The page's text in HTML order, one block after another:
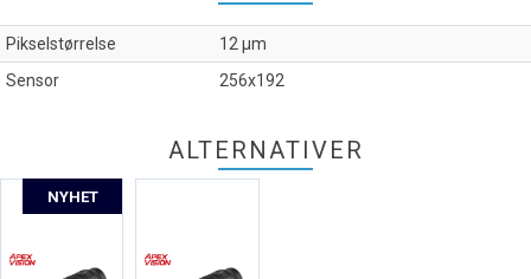
Pikselstørrelse
12 µm
Sensor
256x192
ALTERNATIVER